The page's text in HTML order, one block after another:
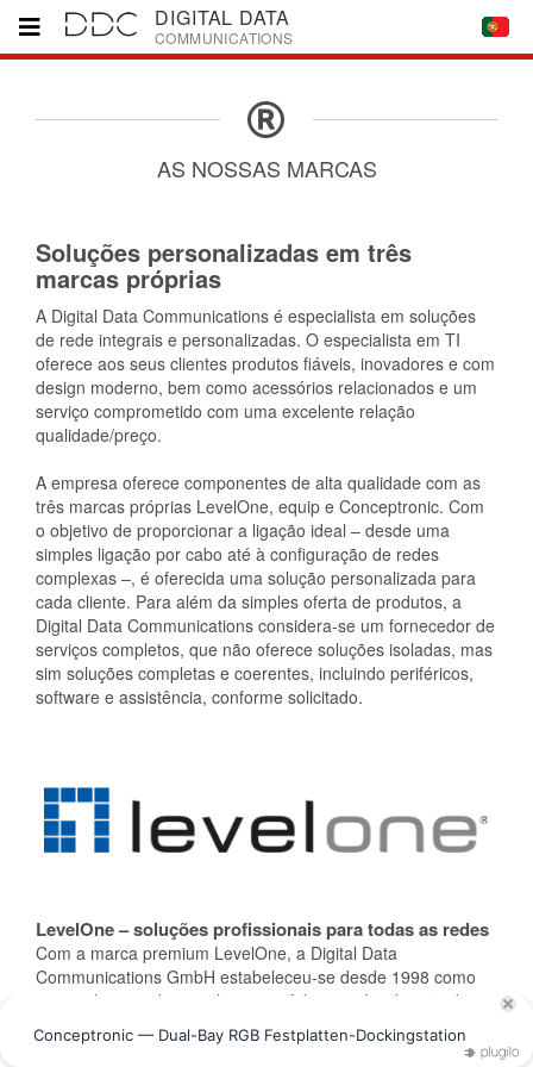
DIGITAL DATA
COMMUNICATIONS
Home
Parceiros
Downloads
Empresa
Contacto
AS NOSSAS MARCAS
Soluções personalizadas em três
marcas próprias
A Digital Data Communications é especialista em soluções
de rede integrais e personalizadas. O especialista em TI
oferece aos seus clientes produtos fiáveis, inovadores e com
design moderno, bem como acessórios relacionados e um
serviço comprometido com uma excelente relação
qualidade/preço.
A empresa oferece componentes de alta qualidade com as
três marcas próprias LevelOne, equip e Conceptronic. Com
o objetivo de proporcionar a ligação ideal – desde uma
simples ligação por cabo até à configuração de redes
complexas –, é oferecida uma solução personalizada para
cada cliente. Para além da simples oferta de produtos, a
Digital Data Communications considera-se um fornecedor de
serviços completos, que não oferece soluções isoladas, mas
sim soluções completas e coerentes, incluindo periféricos,
software e assistência, conforme solicitado.
LevelOne – soluções profissionais para todas as redes
Com a marca premium LevelOne, a Digital Data
Communications GmbH estabeleceu-se desde 1998 como
especialista no desenvolvimento, fabrico e distribuição de
produtos de tecnologia de rede e conexão. O portfólio de
produtos oferece componentes e soluções de rede de alta